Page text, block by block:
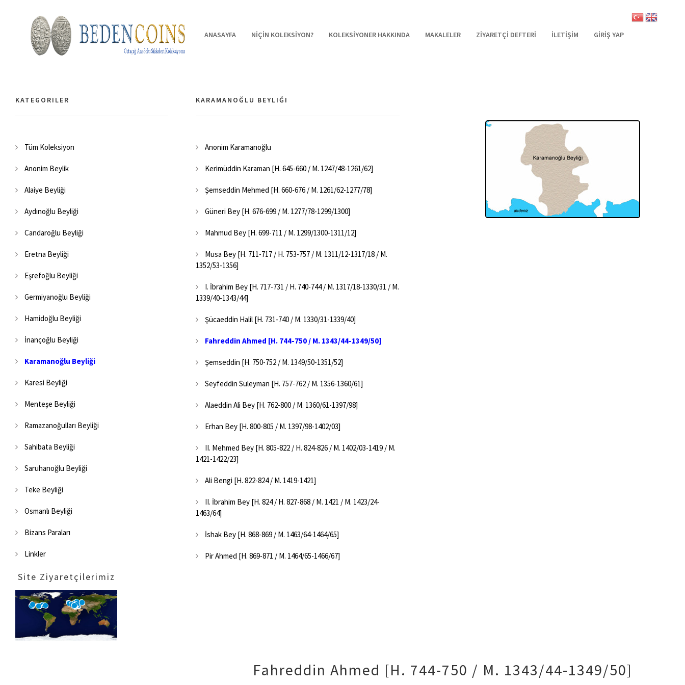
ANASAYFA NİÇİN KOLEKSİYON? KOLEKSİYONER HAKKINDA MAKALELER ZİYARETÇİ DEFTERİ İLETİŞİM GİRİŞ YAP
KATEGORILER
Tüm Koleksiyon
Anonim Beylik
Alaiye Beyliği
Aydınoğlu Beyliği
Candaroğlu Beyliği
Eretna Beyliği
Eşrefoğlu Beyliği
Germiyanoğlu Beyliği
Hamidoğlu Beyliği
İnançoğlu Beyliği
Karamanoğlu Beyliği
Karesi Beyliği
Menteşe Beyliği
Ramazanoğulları Beyliği
Sahibata Beyliği
Saruhanoğlu Beyliği
Teke Beyliği
Osmanlı Beyliği
Bizans Paraları
Linkler
Site Ziyaretçilerimiz
KARAMANOĞLU BEYLIĞI
Anonim Karamanoğlu
Kerimüddin Karaman [H. 645-660 / M. 1247/48-1261/62]
Şemseddin Mehmed [H. 660-676 / M. 1261/62-1277/78]
Güneri Bey [H. 676-699 / M. 1277/78-1299/1300]
Mahmud Bey [H. 699-711 / M. 1299/1300-1311/12]
Musa Bey [H. 711-717 / H. 753-757 / M. 1311/12-1317/18 / M.
1352/53-1356]
I. İbrahim Bey [H. 717-731 / H. 740-744 / M. 1317/18-1330/31 / M.
1339/40-1343/44]
Şücaeddin Halil [H. 731-740 / M. 1330/31-1339/40]
Fahreddin Ahmed [H. 744-750 / M. 1343/44-1349/50]
Şemseddin [H. 750-752 / M. 1349/50-1351/52]
Seyfeddin Süleyman [H. 757-762 / M. 1356-1360/61]
Alaeddin Ali Bey [H. 762-800 / M. 1360/61-1397/98]
Erhan Bey [H. 800-805 / M. 1397/98-1402/03]
II. Mehmed Bey [H. 805-822 / H. 824-826 / M. 1402/03-1419 / M.
1421-1422/23]
Ali Bengi [H. 822-824 / M. 1419-1421]
II. İbrahim Bey [H. 824 / H. 827-868 / M. 1421 / M. 1423/24-
1463/64]
İshak Bey [H. 868-869 / M. 1463/64-1464/65]
Pir Ahmed [H. 869-871 / M. 1464/65-1466/67]
Fahreddin Ahmed [H. 744-750 / M. 1343/44-1349/50]